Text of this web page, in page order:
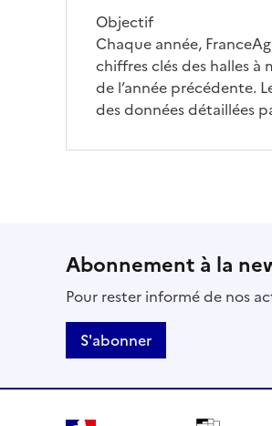
Objectif
Chaque année,
chiffres clés des halles à
de l’année précédente.
des données détaillées
Abonnement à la
Pour rester informé de nos
S'abonner